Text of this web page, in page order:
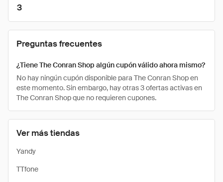
Ver más tiendas
Yandy
TTfone
3
Preguntas frecuentes
¿Tiene The Conran Shop algún cupón válido ahora mismo?
No hay ningún cupón disponible para The Conran Shop en
este momento. Sin embargo, hay otras 3 ofertas activas en
The Conran Shop que no requieren cupones.